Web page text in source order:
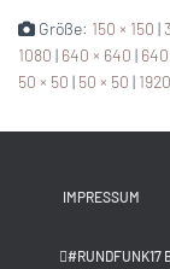
Größe: 150 × 150 |
1080 | 640 × 640 |
50 × 50 | 50 × 50 |
IMPRESSUM
#RUNDFUNK17